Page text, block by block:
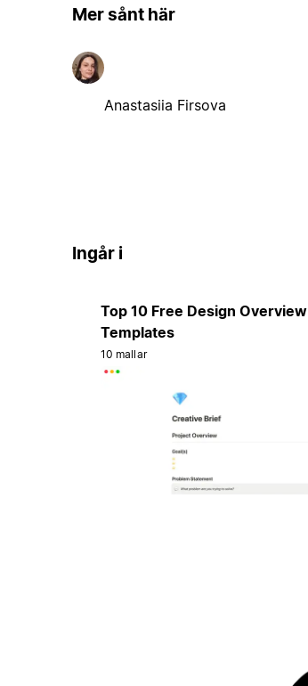
Mer sånt här
Anastasiia Firsova
Ingår i
Top 10 Free Design Overview
Templates
10 mallar